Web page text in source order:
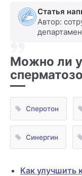
ГДЕ
Статья
Автор:
Можно ли
Сперотон
Синергин
Как улучшить